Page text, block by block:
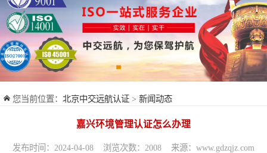
您当前位置： 北京中交远航认证 > 新闻动态
嘉兴环境管理认证怎么办理
发布时间：2024-04-08 浏览次数：2008 来源：www.gdzqjz.com
认证服务 可从事认证业务一览表
ISO9001质量管理体系认证
ISO14001环境管理体系认证
ISO45001职业健康安全管理体系认证
交通运输服务认证
ISO27001信息安全管理体系认证